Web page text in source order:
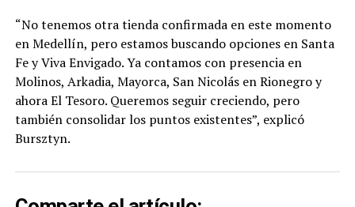
“No tenemos otra tienda confirmada en este momento
en Medellín, pero estamos buscando opciones en Santa
Fe y Viva Envigado. Ya contamos con presencia en
Molinos, Arkadia, Mayorca, San Nicolás en Rionegro y
ahora El Tesoro. Queremos seguir creciendo, pero
también consolidar los puntos existentes”, explicó
Bursztyn.